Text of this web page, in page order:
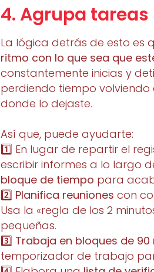
4. Agrupa tareas
La lógica detrás de esto es
ritmo con lo que sea que
constantemente inicias y
perdiendo tiempo
donde lo dejaste.
Así que, puede ayudarte:
1️⃣ En lugar de repartir el
escribir informes a lo largo
bloque de tiempo para
2️⃣ Planifica reuniones con
Usa la «regla de los 2
pequeñas.
3️⃣ Trabaja en bloques de
temporizador de trabajo